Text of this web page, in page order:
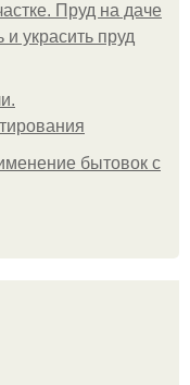
Пруд на даче
украсить пруд
бытовок с